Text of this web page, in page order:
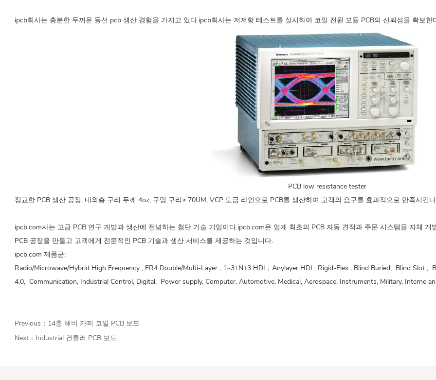
ipcb회사는 충분한 두꺼운 동선 pcb 생산 경험을 가지고 있다.ipcb회사는 저저항 테스트를 실시하여 코일 전원 모듈 PCB의 신뢰성을 확보한
PCBlow resistance tester
정교한 PCB 생산 공정, 내외층 구리 두께 4oz, 구멍 구리≥ 70UM, VCP 도금 라인으로 PCB를 생산하여 고객의 요구를 효과적으로 만족시킨
ipcb.com사는 고급 PCB 연구 개발과 생산에 전념하는 첨단 기술 기업이다.ipcb.com은 업계 최초의 PCB 자동 견적과 주문 시스템을 자체
PCB 공장을 만들고 고객에게 전문적인 PCB 기술과 생산 서비스를 제공하는 것입니다.
ipcb.com 제품군:
Radio/Microwave/Hybrid High Frequency , FR4 Double/Multi-Layer , 1~3+N+3 HDI，Anylayer HDI , Rigid-Flex , Blind Buried, Blind Slot ,
4.0, Communication, Industrial Control, Digital, Power supply, Computer, Automotive, Medical, Aerospace, Instruments, Military, Interne
Previous： 14층 해비 카퍼 코일 PCB 보드
Next： Industrial 컨틀러 PCB 보드